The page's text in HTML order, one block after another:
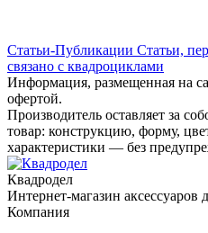
Статьи-Публикации Статьи,
связано с квадроциклами
Информация, размещенная на
офертой.
Производитель оставляет за
товар: конструкцию, форму,
характеристики — без
Квадродел
Интернет-магазин аксессуаров
Компания